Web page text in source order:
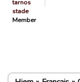
tarnos
stade
Member